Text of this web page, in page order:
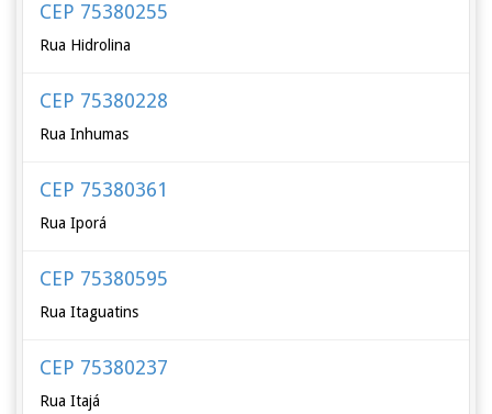
CEP 75380255
Rua Hidrolina
CEP 75380228
Rua Inhumas
CEP 75380361
Rua Iporá
CEP 75380595
Rua Itaguatins
CEP 75380237
Rua Itajá